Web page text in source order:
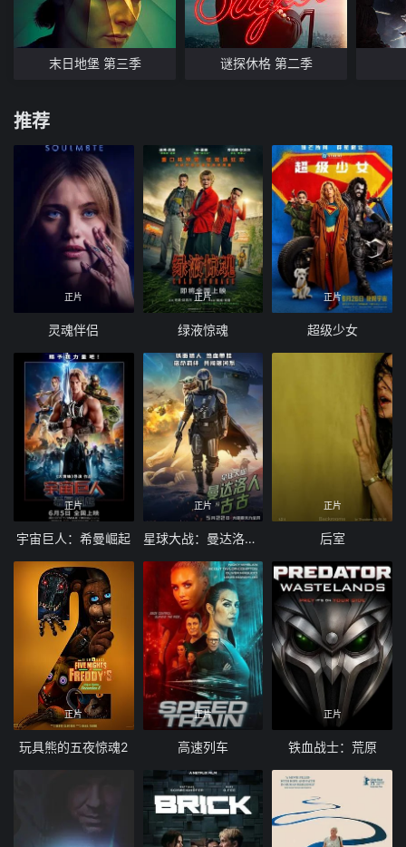
末日地堡 第三季 谜探休格 第二季
推荐
正片
灵魂伴侣
正片
绿液惊魂
正片
超级少女
正片
宇宙巨人：希曼崛起
正片
星球大战：曼达洛人与古古
正片
后室
正片
玩具熊的五夜惊魂2
正片
高速列车
正片
铁血战士：荒原